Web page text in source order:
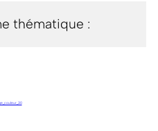
thématique :